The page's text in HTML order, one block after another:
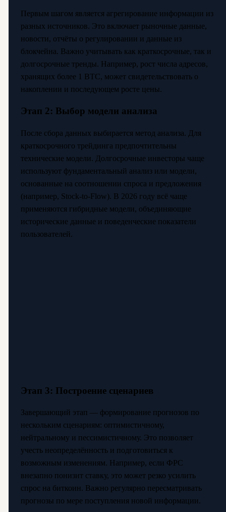
Первым шагом является агрегирование информации из
разных источников. Это включает рыночные данные,
новости, отчёты о регулировании и данные из
блокчейна. Важно учитывать как краткосрочные, так и
долгосрочные тренды. Например, рост числа адресов,
хранящих более 1 BTC, может свидетельствовать о
накоплении и последующем росте цены.
Этап 2: Выбор модели анализа
После сбора данных выбирается метод анализа. Для
краткосрочного трейдинга предпочтительны
технические модели. Долгосрочные инвесторы чаще
используют фундаментальный анализ или модели,
основанные на соотношении спроса и предложения
(например, Stock-to-Flow). В 2026 году всё чаще
применяются гибридные модели, объединяющие
исторические данные и поведенческие показатели
пользователей.
Этап 3: Построение сценариев
Завершающий этап — формирование прогнозов по
нескольким сценариям: оптимистичному,
нейтральному и пессимистичному. Это позволяет
учесть неопределённость и подготовиться к
возможным изменениям. Например, если ФРС
внезапно понизит ставку, это может резко усилить
спрос на биткоин. Важно регулярно пересматривать
прогнозы по мере поступления новой информации.